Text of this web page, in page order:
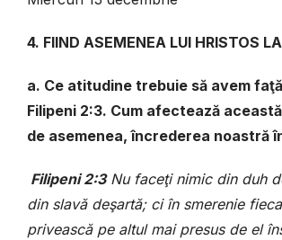
4. FIIND ASEMENEA LUI HRISTOS
a. Ce atitudine trebuie să avem
Filipeni 2:3. Cum afectează
de asemenea, încrederea noastră
Filipeni 2:3Nu faceţi nimic din duh
din slavă deşartă; ci în smerenie
privească pe altul mai presus de el